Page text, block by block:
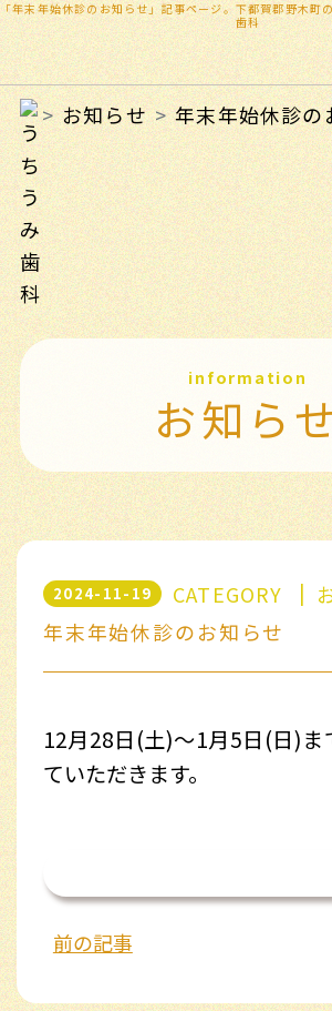
「年末年始休診のお知らせ」記事ページ。下都賀郡野木町
歯科
お知らせ 年末年始休診の
information
お知ら
2024-11-19 CATEGORY
年末年始休診のお知らせ
12月28日(土)～1月5日(日)ま
ていただきます。
前の記事